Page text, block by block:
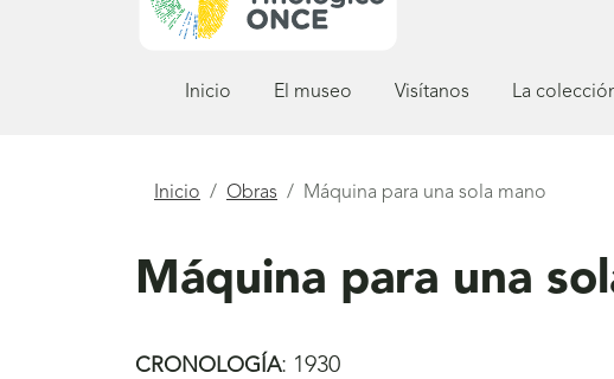
Inicio El museo Visítanos La
Está
Inicio Obras Máquina para una sola mano
Máquina para una
CRONOLOGÍA: 1930